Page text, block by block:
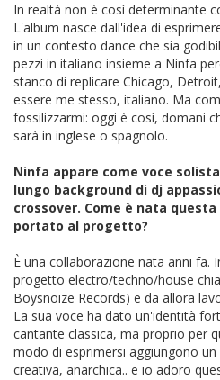
In realtà non è così determinante
L'album nasce dall'idea di
in un contesto dance che sia
pezzi in italiano insieme a Ninfa
stanco di replicare Chicago,
essere me stesso, italiano. Ma
fossilizzarmi: oggi è così, domani
sarà in inglese o spagnolo.
Ninfa appare come voce
lungo background di dj
crossover. Come è nata
portato al progetto?
È una collaborazione nata anni fa.
progetto electro/techno/house
Boysnoize Records) e da allora
La sua voce ha dato un'identità
cantante classica, ma proprio per
modo di esprimersi aggiungono un
creativa, anarchica.. e io adoro